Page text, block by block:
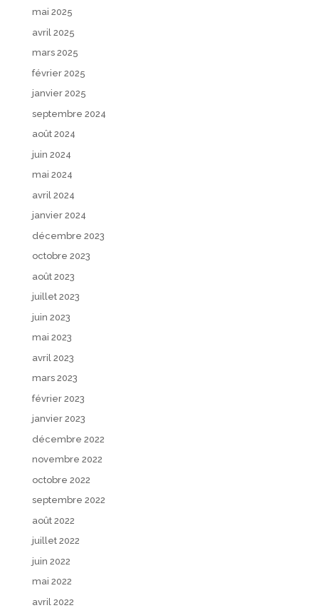
mai 2025
avril 2025
mars 2025
février 2025
janvier 2025
septembre 2024
août 2024
juin 2024
mai 2024
avril 2024
janvier 2024
décembre 2023
octobre 2023
août 2023
juillet 2023
juin 2023
mai 2023
avril 2023
mars 2023
février 2023
janvier 2023
décembre 2022
novembre 2022
octobre 2022
septembre 2022
août 2022
juillet 2022
juin 2022
mai 2022
avril 2022